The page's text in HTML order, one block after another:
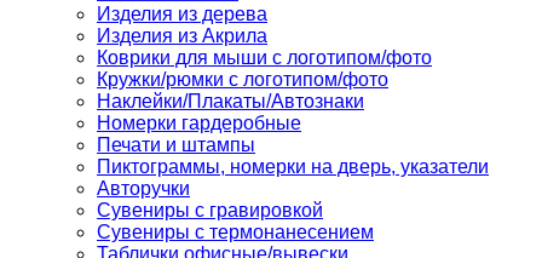
Изделия из дерева
Изделия из Акрила
Коврики для мыши с логотипом/фото
Кружки/рюмки с логотипом/фото
Наклейки/Плакаты/Автознаки
Номерки гардеробные
Печати и штампы
Пиктограммы, номерки на дверь, указатели
Авторучки
Сувениры c гравировкой
Сувениры с термонанесением
Таблички офисные/вывески